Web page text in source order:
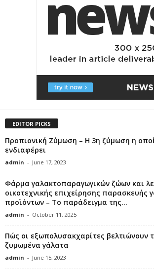
EDITOR PICKS
Προπιονική Ζύμωση – Η 3η ζύμωση η
ενδιαφέρει
admin - June 17, 2023
Φάρμα γαλακτοπαραγωγικών ζώων και
οικοτεχνικής επιχείρησης παρασκευής
προϊόντων – Το παράδειγμα της...
admin - October 11, 2025
Πώς οι εξωπολυσακχαρίτες βελτιώνουν
ζυμωμένα γάλατα
admin - June 15, 2023